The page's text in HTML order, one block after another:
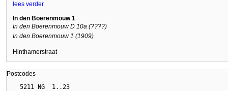
lees verder
In den Boerenmouw 1
In den Boerenmouw D 10a (????)
In den Boerenmouw 1 (1909)
Hinthamerstraat
Postcodes
  5211 NG  1..23